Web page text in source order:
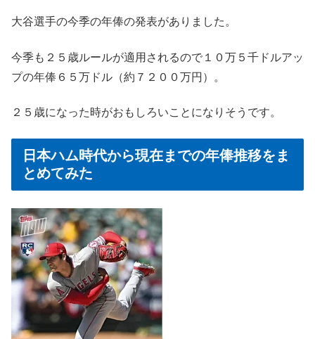
大谷選手の今季の年俸の発表がありました。
今季も２５歳ルールが適用されるので１０万５千ドルアッ
プの年俸６５万ドル（約７２００万円）。
２５歳になった時がおもしろいことになりそうです。
日本ハム時代から現在までの年俸推移をま
とめてみた